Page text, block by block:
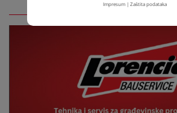
Impresum| Zaštita podataka